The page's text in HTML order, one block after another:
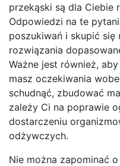
przekąski są dla Ciebie
Odpowiedzi na te
poszukiwań i skupić
rozwiązania
Ważne jest również,
masz oczekiwania
schudnąć, zbudować
zależy Ci na poprawie
dostarczeniu
odżywczych.
Nie można zapominać